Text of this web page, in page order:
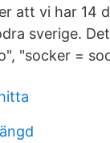
att vi har 14
sverige.
"socker =